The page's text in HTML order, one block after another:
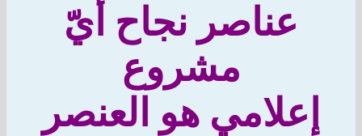
عناصر نجاح أيّ
مشروع
هو العنصر